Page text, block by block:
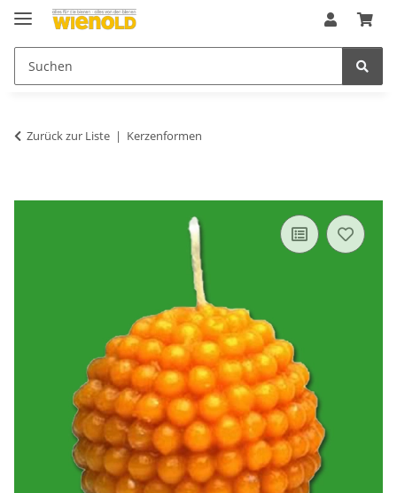
Zurück zur Liste Kerzenformen